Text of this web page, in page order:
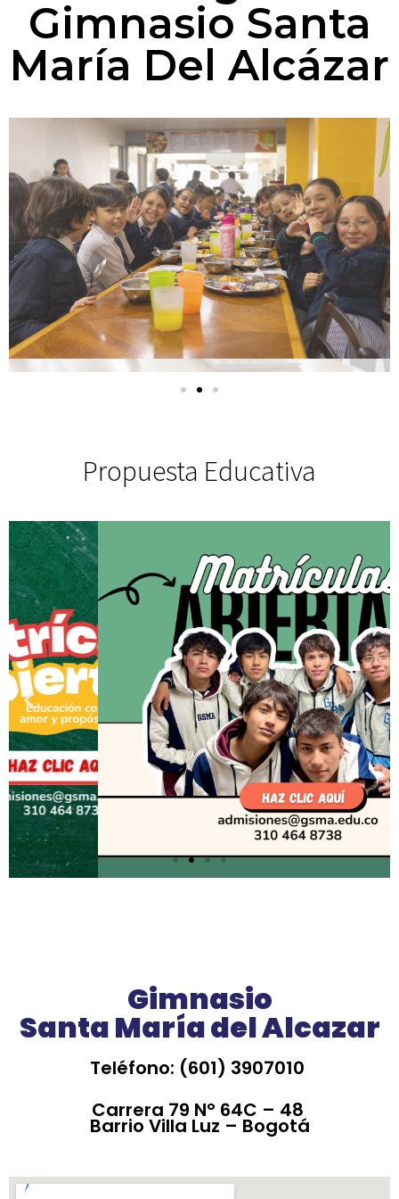
Gimnasio Santa
María Del Alcázar
Propuesta Educativa
Gimnasio
Santa María del Alcazar
Teléfono: (601) 3907010
Carrera 79 N° 64C – 48
Barrio Villa Luz – Bogotá